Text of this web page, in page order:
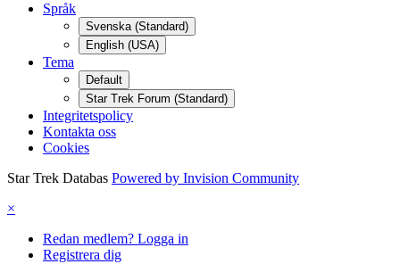
Språk
Svenska (Standard)
English (USA)
Tema
Default
Star Trek Forum (Standard)
Integritetspolicy
Kontakta oss
Cookies
Star Trek Databas Powered by Invision Community
×
Redan medlem? Logga in
Registrera dig